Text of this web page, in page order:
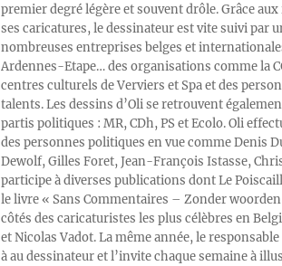
premier degré légère et souvent drôle. Grâce
ses caricatures, le dessinateur est vite suivi par
nombreuses entreprises belges et
Ardennes-Etape… des organisations comme la
centres culturels de Verviers et Spa et des
talents. Les dessins d’Oli se retrouvent
partis politiques : MR, CDh, PS et Ecolo. Oli
des personnes politiques en vue comme Denis
Dewolf, Gilles Foret, Jean-François Istasse,
participe à diverses publications dont Le
le livre « Sans Commentaires – Zonder
côtés des caricaturistes les plus célèbres en
et Nicolas Vadot. La même année, le
à au dessinateur et l’invite chaque semaine à